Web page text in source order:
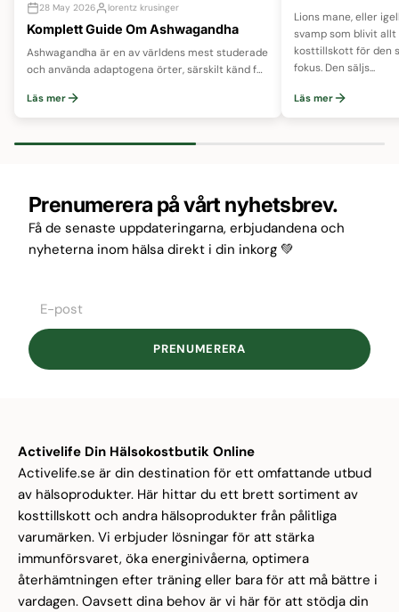
28 May 2026 lorentz krusinger
Komplett Guide Om Ashwagandha
Ashwagandha är en av världens mest studerade
och använda adaptogena örter, särskilt känd för
energin...
Läs mer
Lions mane, eller
svamp som blivit
kosttillskott för den
fokus. Den säljs...
Läs mer
Prenumerera på vårt nyhetsbrev.
Få de senaste uppdateringarna, erbjudandena och
nyheterna inom hälsa direkt i din inkorg 💚
PRENUMERERA
Activelife Din Hälsokostbutik Online
Activelife.se är din destination för ett omfattande utbud
av hälsoprodukter. Här hittar du ett brett sortiment av
kosttillskott och andra hälsoprodukter från pålitliga
varumärken. Vi erbjuder lösningar för att stärka
immunförsvaret, öka energinivåerna, optimera
återhämtningen efter träning eller bara för att må bättre i
vardagen. Oavsett dina behov är vi här för att stödja din